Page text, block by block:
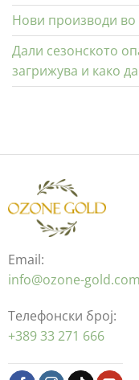
Нови производи во
Дали сезонското
загрижува и како
Email:
info@ozone-gold.com
Телефонски број:
+389 33 271 666